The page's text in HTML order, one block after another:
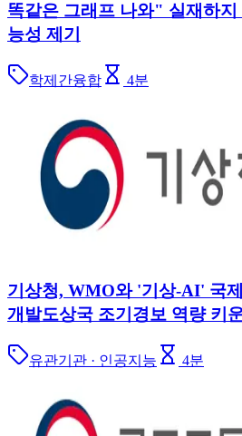
똑같은 그래프 나와" 실재하
능성 제기
학제간융합 4분
기상청, WMO와 '기상-AI' 국
개발도상국 조기경보 역량 키
유관기관 · 인공지능 4분